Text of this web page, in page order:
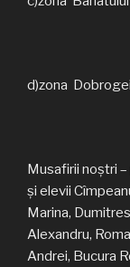
d)zona
Musafirii noștri
și elevii
Marina,
Alexandru,
Andrei, Bucura